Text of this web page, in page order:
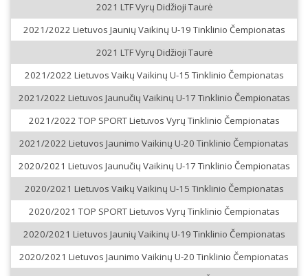
2021 LTF Vyrų Didžioji Taurė
2021/2022 Lietuvos Jaunių Vaikinų U-19 Tinklinio Čempionatas
2021 LTF Vyrų Didžioji Taurė
2021/2022 Lietuvos Vaikų Vaikinų U-15 Tinklinio Čempionatas
2021/2022 Lietuvos Jaunučių Vaikinų U-17 Tinklinio Čempionatas
2021/2022 TOP SPORT Lietuvos Vyrų Tinklinio Čempionatas
2021/2022 Lietuvos Jaunimo Vaikinų U-20 Tinklinio Čempionatas
2020/2021 Lietuvos Jaunučių Vaikinų U-17 Tinklinio Čempionatas
2020/2021 Lietuvos Vaikų Vaikinų U-15 Tinklinio Čempionatas
2020/2021 TOP SPORT Lietuvos Vyrų Tinklinio Čempionatas
2020/2021 Lietuvos Jaunių Vaikinų U-19 Tinklinio Čempionatas
2020/2021 Lietuvos Jaunimo Vaikinų U-20 Tinklinio Čempionatas